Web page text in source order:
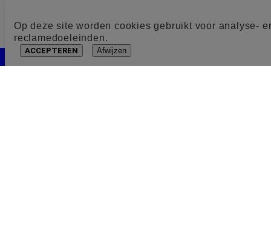
Op deze site worden cookies gebruikt voor analyse-
reclamedoeleinden.
ACCEPTEREN Afwijzen
Cookie toestemming